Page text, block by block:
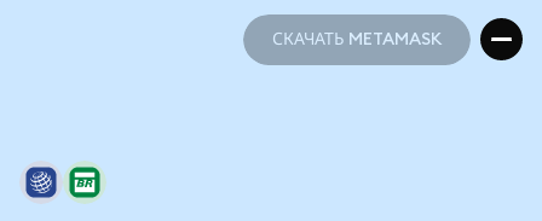
СКАЧАТЬ METAMASK